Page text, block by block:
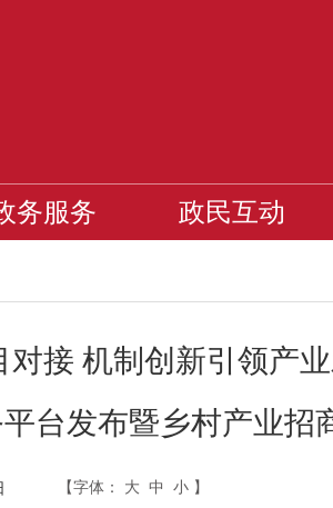
务服务 政民互动
对接 机制创新引领产
平台发布暨乡村产业招
【字体： 大 中 小 】